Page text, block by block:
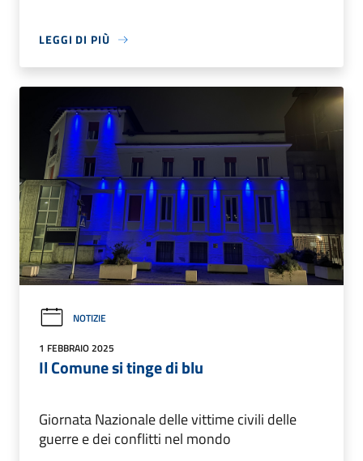
LEGGI DI PIÙ
NOTIZIE
1 FEBBRAIO 2025
Il Comune si tinge di blu
Giornata Nazionale delle vittime civili delle
guerre e dei conflitti nel mondo